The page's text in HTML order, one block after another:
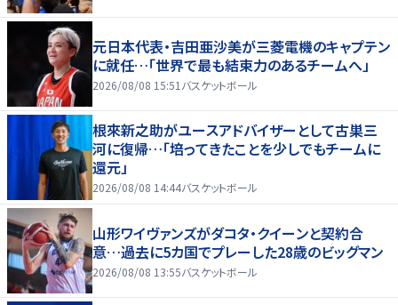
元日本代表・吉田亜沙美が三菱電機のキャプテン
に就任…「世界で最も結束力のあるチームへ」
2026/08/08 15:51 バスケットボール
根來新之助がユースアドバイザーとして古巣三
河に復帰…「培ってきたことを少しでもチームに
還元」
2026/08/08 14:44バスケットボール
山形ワイヴァンズがダコタ・クイーンと契約合
意…過去に5カ国でプレーした28歳のビッグマン
2026/08/08 13:55バスケットボール